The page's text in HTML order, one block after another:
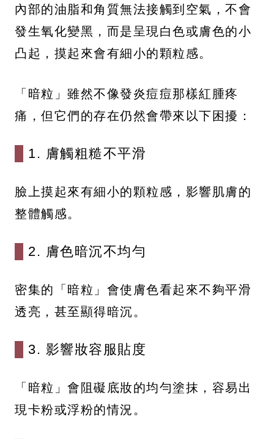
內部的油脂和角質無法接觸到空氣，不會
發生氧化變黑，而是呈現白色或膚色的小
凸起，摸起來會有細小的顆粒感。
「暗粒」雖然不像發炎痘痘那樣紅腫疼
痛，但它們的存在仍然會帶來以下困擾：
1. 膚觸粗糙不平滑
臉上摸起來有細小的顆粒感，影響肌膚的
整體觸感。
2. 膚色暗沉不均勻
密集的「暗粒」會使膚色看起來不夠平滑
透亮，甚至顯得暗沉。
3. 影響妝容服貼度
「暗粒」會阻礙底妝的均勻塗抹，容易出
現卡粉或浮粉的情況。